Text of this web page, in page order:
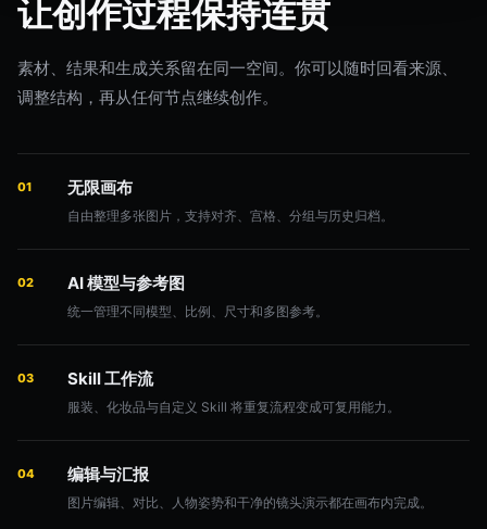
让创作过程保持连贯
素材、结果和生成关系留在同一空间。你可以随时回看来源、
调整结构，再从任何节点继续创作。
01 无限画布
自由整理多张图片，支持对齐、宫格、分组与历史归档。
02 AI 模型与参考图
统一管理不同模型、比例、尺寸和多图参考。
03 Skill 工作流
服装、化妆品与自定义 Skill 将重复流程变成可复用能力。
04 编辑与汇报
图片编辑、对比、人物姿势和干净的镜头演示都在画布内完成。